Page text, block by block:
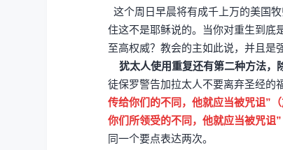
这个周日早晨将有成千上万的美国
住这不是耶稣说的。当你对重生到底
至高权威？教会的主如此说，并且是
犹太人使用重复还有第二种方法，
徒保罗警告加拉太人不要离弃圣经的
传给你们的不同，他就应当被咒诅”
你们所领受的不同，他就应当被咒诅”
同一个要点表达两次。